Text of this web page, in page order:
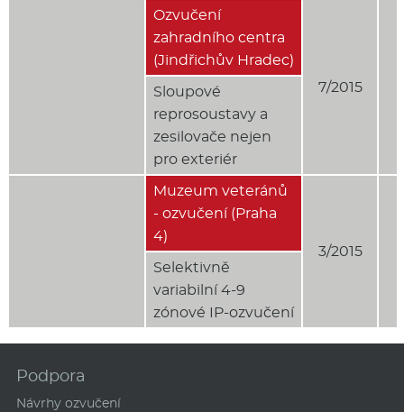
Ozvučení
zahradního centra
(Jindřichův Hradec)
7/2015
Sloupové
reprosoustavy a
zesilovače nejen
pro exteriér
Muzeum veteránů
- ozvučení (Praha
4)
3/2015
Selektivně
variabilní 4-9
zónové IP-ozvučení
Podpora
Návrhy ozvučení